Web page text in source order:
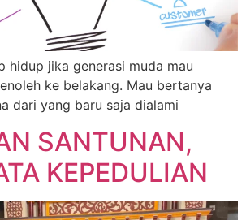
hidup jika generasi muda mau
ke belakang. Mau bertanya
dari yang baru saja dialami
SANTUNAN,
KEPEDULIAN